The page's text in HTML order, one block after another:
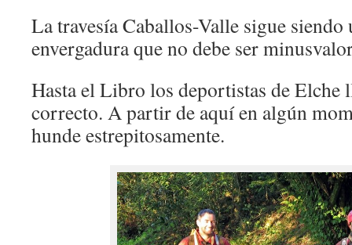
La travesía Caballos-Valle sigue siendo
envergadura que no debe ser
Hasta el Libro los deportistas de Elche
correcto. A partir de aquí en algún
hunde estrepitosamente.